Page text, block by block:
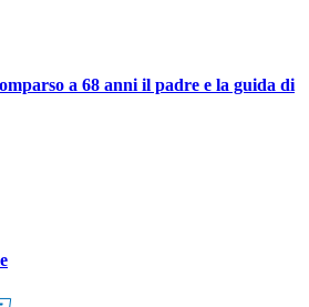
a 68 anni il padre e la guida di